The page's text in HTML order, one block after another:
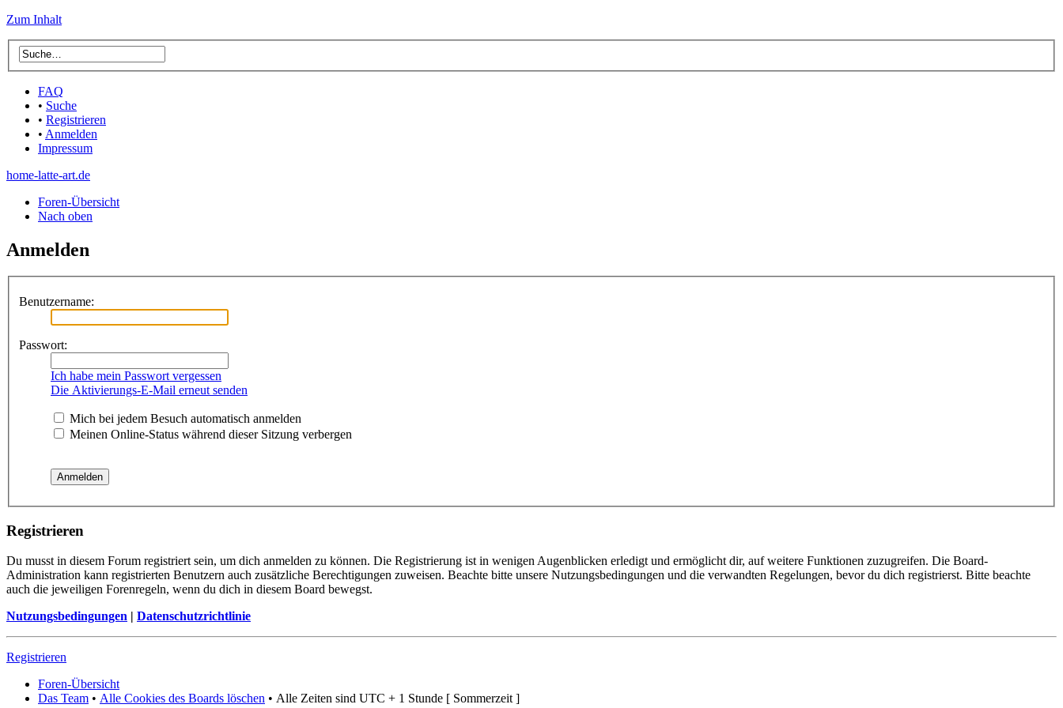
Zum Inhalt
FAQ
• Suche
• Registrieren
• Anmelden
Impressum
home-latte-art.de
Foren-Übersicht
Nach oben
Anmelden
Benutzername:
Passwort:
Ich habe mein Passwort vergessen
Die Aktivierungs-E-Mail erneut senden
Mich bei jedem Besuch automatisch anmelden
Meinen Online-Status während dieser Sitzung verbergen
Registrieren
Du musst in diesem Forum registriert sein, um dich anmelden zu können. Die Registrierung ist in wenigen Augenblicken erledigt und ermöglicht dir, auf weitere Funktionen zuzugreifen. Die Board-
Administration kann registrierten Benutzern auch zusätzliche Berechtigungen zuweisen. Beachte bitte unsere Nutzungsbedingungen und die verwandten Regelungen, bevor du dich registrierst. Bitte beachte
auch die jeweiligen Forenregeln, wenn du dich in diesem Board bewegst.
Nutzungsbedingungen | Datenschutzrichtlinie
Registrieren
Foren-Übersicht
Das Team • Alle Cookies des Boards löschen • Alle Zeiten sind UTC + 1 Stunde [ Sommerzeit ]